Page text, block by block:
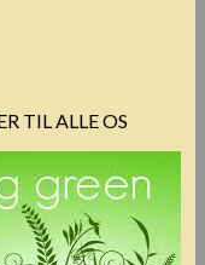
TIL ALLE OS